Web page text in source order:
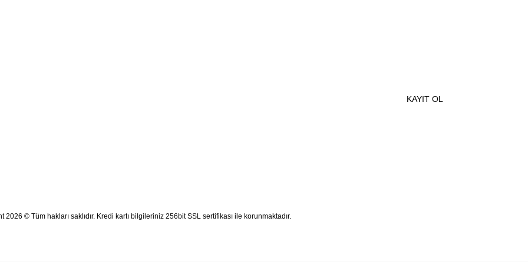
KAYIT OL
2026 © Tüm hakları saklıdır. Kredi kartı bilgileriniz 256bit SSL sertifikası ile korunmaktadır.